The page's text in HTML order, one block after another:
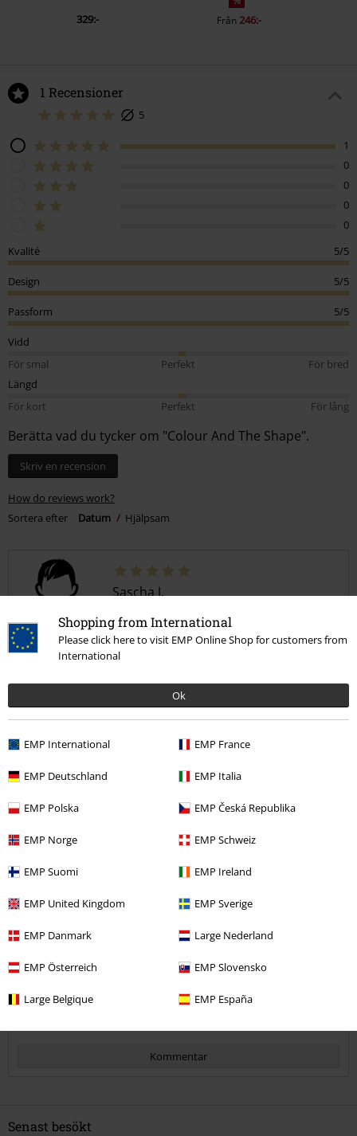
Shopping from International
Please click here to visit EMP Online Shop for customers from
International
Ok
EMP International EMP France
EMP Deutschland EMP Italia
EMP Polska EMP Česká Republika
EMP Norge EMP Schweiz
EMP Suomi EMP Ireland
EMP United Kingdom EMP Sverige
EMP Danmark Large Nederland
EMP Österreich EMP Slovensko
Large Belgique EMP España
329:-
Från 246:-
1 Recensioner
5
1
0
0
0
0
Kvalité
5/5
Design 5/5
Passform 5/5
Vidd
För smal
Perfekt
För bred
Längd
För kort
Perfekt För lång
Berätta vad du tycker om "Colour And The Shape".
Skriv en recension
How do reviews work?
Sortera efter
Datum Hjälpsam
Sascha J.
Postat den: lördag, 15 mars 2025
Härligt
Logon, style, passform och kvalitet är toppen.
Kvalité
Design
Passform
Längd
Kommentar
Senast besökt